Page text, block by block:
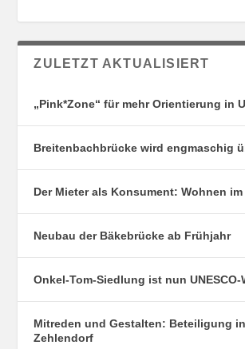
ZULETZT AKTUALISIERT
„Pink*Zone“ für mehr Orientierung in
Breitenbachbrücke wird engmaschig
Der Mieter als Konsument: Wohnen im
Neubau der Bäkebrücke ab Frühjahr
Onkel-Tom-Siedlung ist nun
Mitreden und Gestalten: Beteiligung
Zehlendorf